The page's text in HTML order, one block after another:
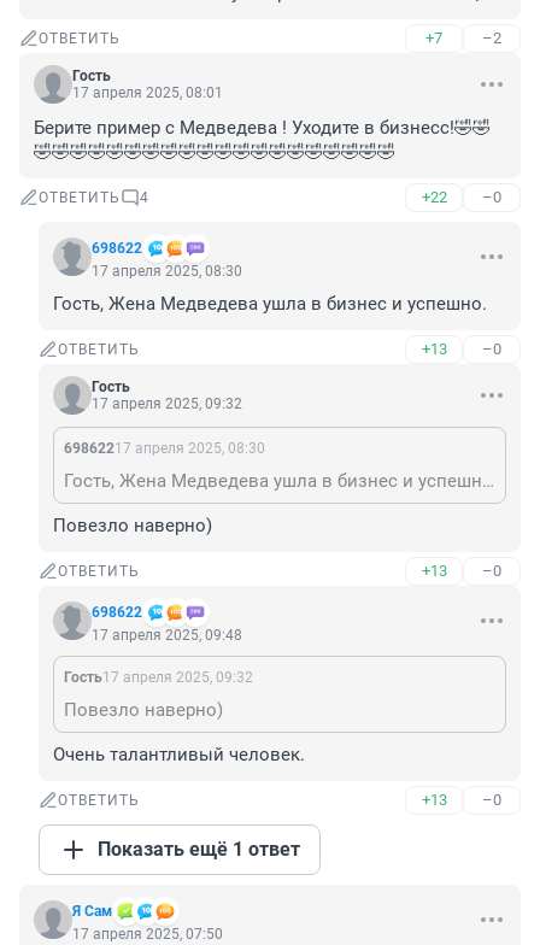
ОТВЕТИТЬ +7 –2
Гость
17 апреля 2025, 08:01
Берите пример с Медведева ! Уходите в бизнесс!🤣🤣
🤣🤣🤣🤣🤣🤣🤣🤣🤣🤣🤣🤣🤣🤣🤣🤣🤣🤣🤣🤣
ОТВЕТИТЬ 4 +22 –0
698622
17 апреля 2025, 08:30
Гость, Жена Медведева ушла в бизнес и успешно.
ОТВЕТИТЬ +13 –0
Гость
17 апреля 2025, 09:32
69862217 апреля 2025, 08:30
Гость, Жена Медведева ушла в бизнес и успешно.
Повезло наверно)
ОТВЕТИТЬ +13 –0
698622
17 апреля 2025, 09:48
Гость17 апреля 2025, 09:32
Повезло наверно)
Очень талантливый человек.
ОТВЕТИТЬ +13 –0
Показать ещё 1 ответ
Я Сам
17 апреля 2025, 07:50